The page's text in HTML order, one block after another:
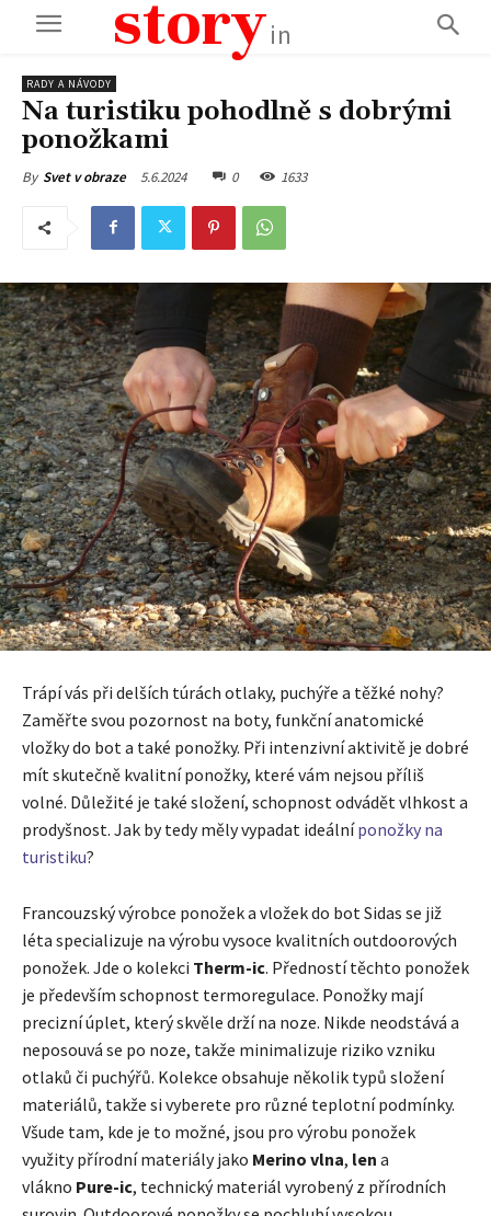
storyin
RADY A NÁVODY
Na turistiku pohodlně s dobrými
ponožkami
By Svet v obraze 5.6.2024 0 1633
Trápí vás při delších túrách otlaky, puchýře a těžké nohy?
Zaměřte svou pozornost na boty, funkční anatomické
vložky do bot a také ponožky. Při intenzivní aktivitě je dobré
mít skutečně kvalitní ponožky, které vám nejsou příliš
volné. Důležité je také složení, schopnost odvádět vlhkost a
prodyšnost. Jak by tedy měly vypadat ideálníponožky na
turistiku?
Francouzský výrobce ponožek a vložek do bot Sidas se již
léta specializuje na výrobu vysoce kvalitních outdoorových
ponožek. Jde o kolekci Therm-ic. Předností těchto ponožek
je především schopnost termoregulace. Ponožky mají
precizní úplet, který skvěle drží na noze. Nikde neodstává a
neposouvá se po noze, takže minimalizuje riziko vzniku
otlaků či puchýřů. Kolekce obsahuje několik typů složení
materiálů, takže si vyberete pro různé teplotní podmínky.
Všude tam, kde je to možné, jsou pro výrobu ponožek
využity přírodní materiály jako Merino vlna, len a
vlákno Pure-ic, technický materiál vyrobený z přírodních